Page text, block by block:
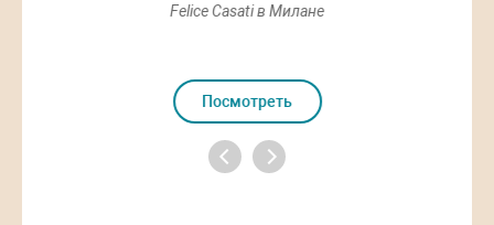
Felice Casati в Милане
Посмотреть